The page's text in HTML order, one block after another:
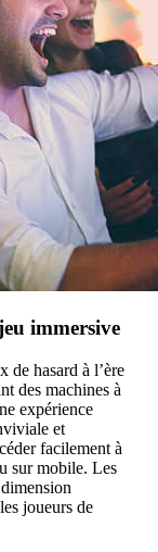
immersive
de hasard à l’ère
des machines à
expérience
et
facilement à
sur mobile. Les
joueurs de